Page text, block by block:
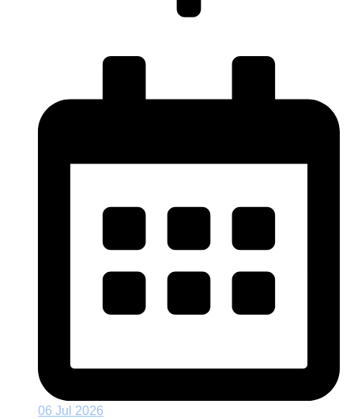
06 Jul 2026